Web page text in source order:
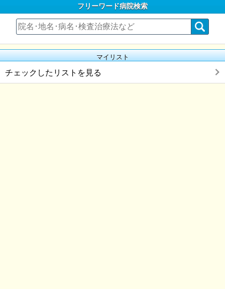
フリーワード病院検索
マイリスト
チェックしたリストを見る